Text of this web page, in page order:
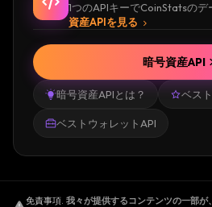
1つのAPIキーでCoinStatsのデ
資産APIを見る
暗号資産APIとは？ ベス
ベストウォレットAPI
暗号資産API
免責事項. 我々が提供するコンテンツの一部が